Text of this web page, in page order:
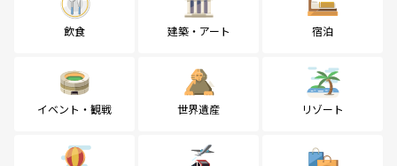
飲食 建築・アート 宿泊
イベント・観戦 世界遺産 リゾート